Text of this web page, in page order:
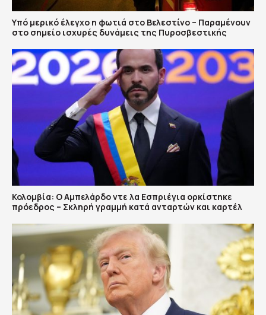
Υπό μερικό έλεγχο η φωτιά στο Βελεστίνο – Παραμένουν
στο σημείο ισχυρές δυνάμεις της Πυροσβεστικής
Κολομβία: Ο Αμπελάρδο ντε λα Εσπριέγια ορκίστηκε
πρόεδρος – Σκληρή γραμμή κατά ανταρτών και καρτέλ